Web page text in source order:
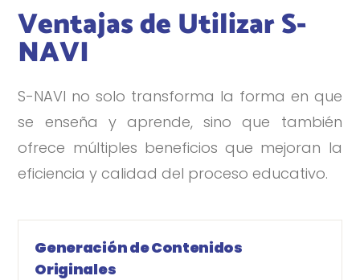
Ventajas de Utilizar S-
NAVI
S-NAVI no solo transforma la forma en que
se enseña y aprende, sino que también
ofrece múltiples beneficios que mejoran la
eficiencia y calidad del proceso educativo.
Generación de Contenidos
Originales